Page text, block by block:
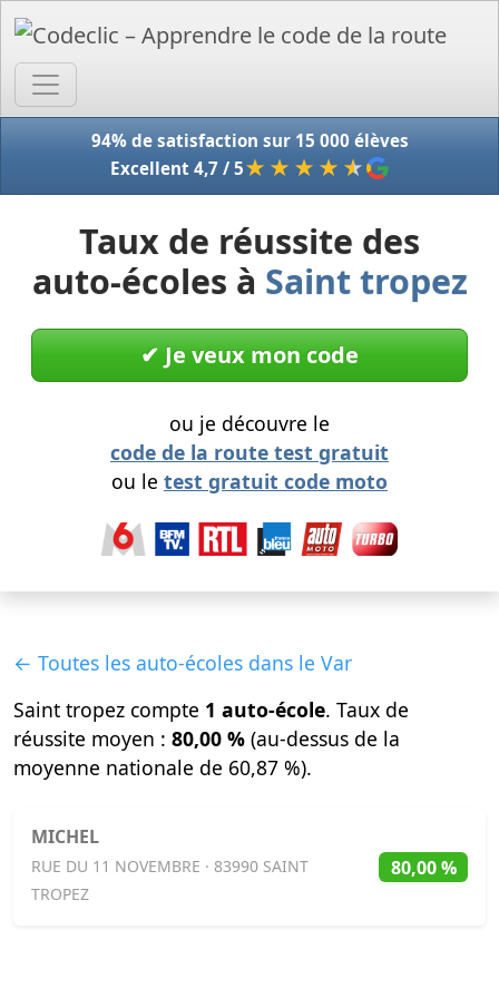
94% de satisfaction sur 15 000 élèves
Excellent 4,7 / 5★★★★ ★
Taux de réussite des
auto-écoles à Saint tropez
✔︎ Je veux mon code
ou je découvre le
code de la route test gratuit
ou le test gratuit code moto
← Toutes les auto-écoles dans le Var
Saint tropez compte 1 auto-école. Taux de
réussite moyen : 80,00 % (au-dessus de la
moyenne nationale de 60,87 %).
MICHEL
RUE DU 11 NOVEMBRE · 83990 SAINT
TROPEZ
80,00 %